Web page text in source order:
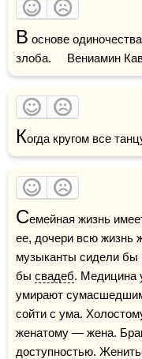
В основе
злоба.     Вениамин
Когда кругом все
Семейная жизнь
ее, дочери всю жизнь
музыканты сидели бы
бы свадеб. Медицина
умирают
сойти с ума.
женатому — жена.
доступностью.